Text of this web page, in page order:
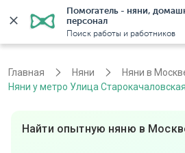
Помогатель - няни,
персонал
Поиск работы и работников
Главная Няни
Няни в
Няни у метро Улица Старокачаловская
Найти опытную няню в